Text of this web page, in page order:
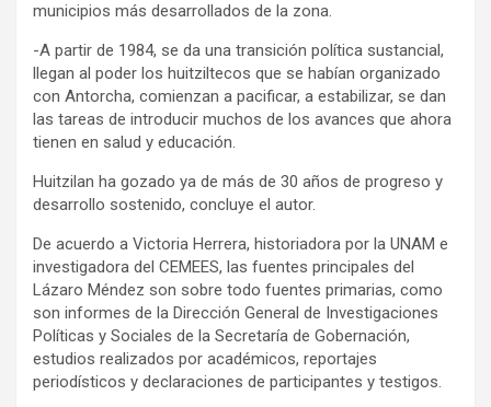
municipios más desarrollados de la zona.
-A partir de 1984, se da una transición política sustancial,
llegan al poder los huitziltecos que se habían organizado
con Antorcha, comienzan a pacificar, a estabilizar, se dan
las tareas de introducir muchos de los avances que ahora
tienen en salud y educación.
Huitzilan ha gozado ya de más de 30 años de progreso y
desarrollo sostenido, concluye el autor.
De acuerdo a Victoria Herrera, historiadora por la UNAM e
investigadora del CEMEES, las fuentes principales del
Lázaro Méndez son sobre todo fuentes primarias, como
son informes de la Dirección General de Investigaciones
Políticas y Sociales de la Secretaría de Gobernación,
estudios realizados por académicos, reportajes
periodísticos y declaraciones de participantes y testigos.